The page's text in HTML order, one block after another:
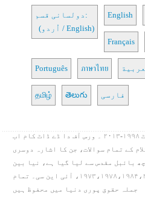
دولسانی قسم:
(اُردو / English)
English
Français
Português ภาษาไทย
தமிழ் తెలుగు فارسی
ہائی لائٹ آئی این سی۔ کاپی رائٹ ۱۹۹۸-۲۰۱۳ ۔ ورس آف دا ڈے ڈاٹ کام اب
کے تمام سوالات، جن کا اشارہ دوسری
بائبل مقدس سے لیا گیا ہے، نیا بین
الاقوامی قسم۔ کاپی رائٹ ۱۹۷۳،۱۹۷۸،۱۹۸۴،۲۰۱۱، آئی این سی۔ تمام
جملہ حقوق پوری دنیا میں محفوظ ہیں